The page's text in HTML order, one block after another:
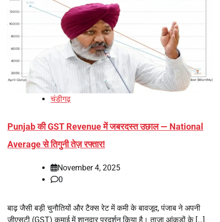
चंडीगढ़
Punjab की GST Revenue में जबरदस्त उछाल — National
Average से तिगुनी तेज़ रफ्तार!
November 4, 2025
0
बाढ़ जैसी बड़ी चुनौतियों और टैक्स रेट में कमी के बावजूद, पंजाब ने अपनी
जीएसटी (GST) कमाई में शानदार प्रदर्शन किया है। ताज़ा आंकड़ों के […]